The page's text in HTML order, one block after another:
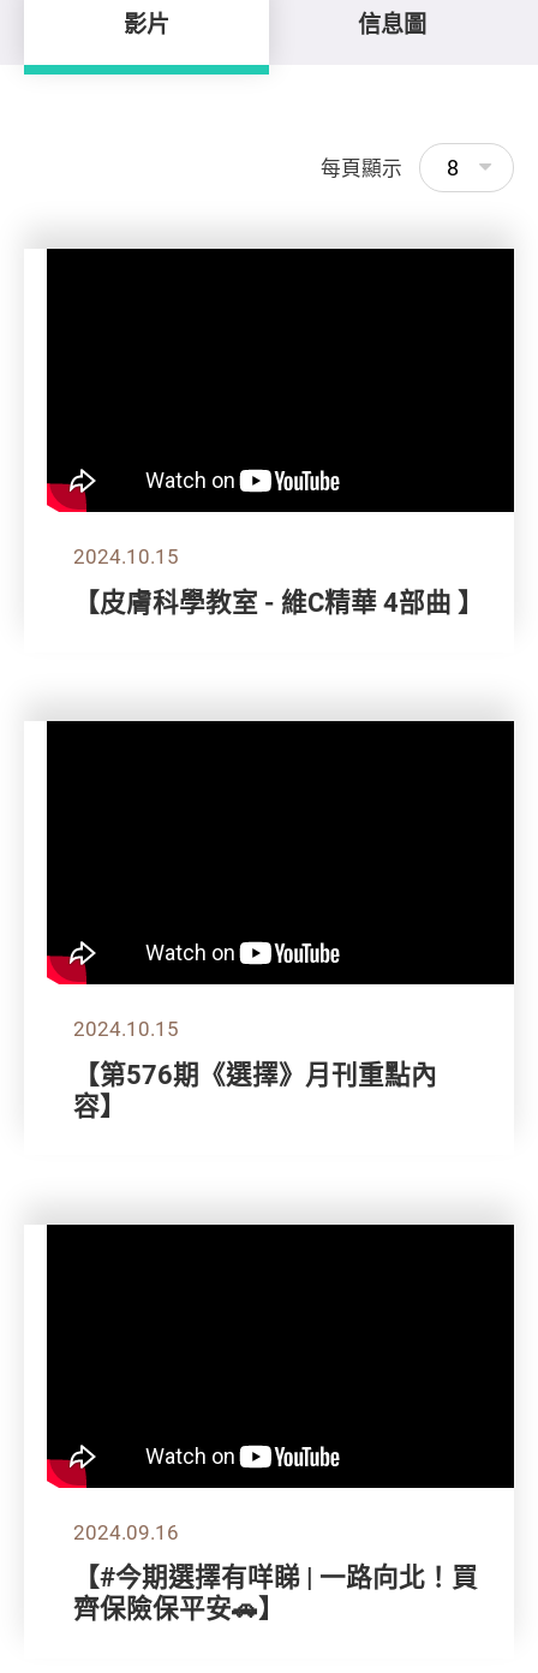
影片 信息圖
每頁顯示 8
2024.10.15
【皮膚科學教室 - 維C精華 4部曲 】
2024.10.15
【第576期《選擇》月刊重點內
容】
2024.09.16
【#今期選擇有咩睇 | 一路向北！買
齊保險保平安🚗】